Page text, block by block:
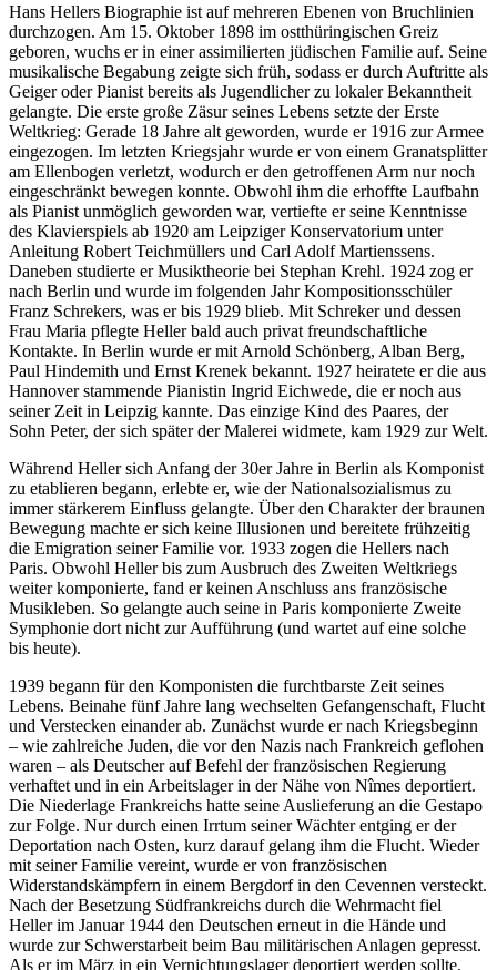
Hans Hellers Biographie ist auf mehreren Ebenen von Bruchlinien
durchzogen. Am 15. Oktober 1898 im ostthüringischen Greiz
geboren, wuchs er in einer assimilierten jüdischen Familie auf. Seine
musikalische Begabung zeigte sich früh, sodass er durch Auftritte als
Geiger oder Pianist bereits als Jugendlicher zu lokaler Bekanntheit
gelangte. Die erste große Zäsur seines Lebens setzte der Erste
Weltkrieg: Gerade 18 Jahre alt geworden, wurde er 1916 zur Armee
eingezogen. Im letzten Kriegsjahr wurde er von einem Granatsplitter
am Ellenbogen verletzt, wodurch er den getroffenen Arm nur noch
eingeschränkt bewegen konnte. Obwohl ihm die erhoffte Laufbahn
als Pianist unmöglich geworden war, vertiefte er seine Kenntnisse
des Klavierspiels ab 1920 am Leipziger Konservatorium unter
Anleitung Robert Teichmüllers und Carl Adolf Martienssens.
Daneben studierte er Musiktheorie bei Stephan Krehl. 1924 zog er
nach Berlin und wurde im folgenden Jahr Kompositionsschüler
Franz Schrekers, was er bis 1929 blieb. Mit Schreker und dessen
Frau Maria pflegte Heller bald auch privat freundschaftliche
Kontakte. In Berlin wurde er mit Arnold Schönberg, Alban Berg,
Paul Hindemith und Ernst Krenek bekannt. 1927 heiratete er die aus
Hannover stammende Pianistin Ingrid Eichwede, die er noch aus
seiner Zeit in Leipzig kannte. Das einzige Kind des Paares, der
Sohn Peter, der sich später der Malerei widmete, kam 1929 zur Welt.
Während Heller sich Anfang der 30er Jahre in Berlin als Komponist
zu etablieren begann, erlebte er, wie der Nationalsozialismus zu
immer stärkerem Einfluss gelangte. Über den Charakter der braunen
Bewegung machte er sich keine Illusionen und bereitete frühzeitig
die Emigration seiner Familie vor. 1933 zogen die Hellers nach
Paris. Obwohl Heller bis zum Ausbruch des Zweiten Weltkriegs
weiter komponierte, fand er keinen Anschluss ans französische
Musikleben. So gelangte auch seine in Paris komponierte Zweite
Symphonie dort nicht zur Aufführung (und wartet auf eine solche
bis heute).
1939 begann für den Komponisten die furchtbarste Zeit seines
Lebens. Beinahe fünf Jahre lang wechselten Gefangenschaft, Flucht
und Verstecken einander ab. Zunächst wurde er nach Kriegsbeginn
– wie zahlreiche Juden, die vor den Nazis nach Frankreich geflohen
waren – als Deutscher auf Befehl der französischen Regierung
verhaftet und in ein Arbeitslager in der Nähe von Nîmes deportiert.
Die Niederlage Frankreichs hatte seine Auslieferung an die Gestapo
zur Folge. Nur durch einen Irrtum seiner Wächter entging er der
Deportation nach Osten, kurz darauf gelang ihm die Flucht. Wieder
mit seiner Familie vereint, wurde er von französischen
Widerstandskämpfern in einem Bergdorf in den Cevennen versteckt.
Nach der Besetzung Südfrankreichs durch die Wehrmacht fiel
Heller im Januar 1944 den Deutschen erneut in die Hände und
wurde zur Schwerstarbeit beim Bau militärischen Anlagen gepresst.
Als er im März in ein Vernichtungslager deportiert werden sollte,